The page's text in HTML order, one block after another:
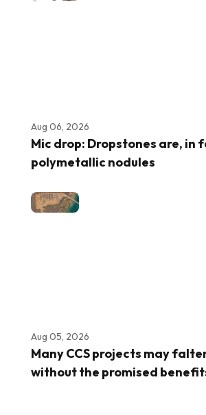
Aug 06, 2026
Mic drop: Dropstones are, in
polymetallic nodules
Aug 05, 2026
Many CCS projects may
without the promised